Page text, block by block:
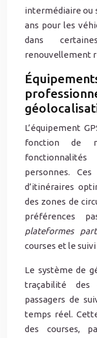
intermédiaire ou
ans pour les
dans
renouvellement
L’équipement
fonction de
personnes.
d’itinéraires
des zones de
préférences
plateformes
courses et le
Le système de
traçabilité des
passagers de
temps réel.
des courses,